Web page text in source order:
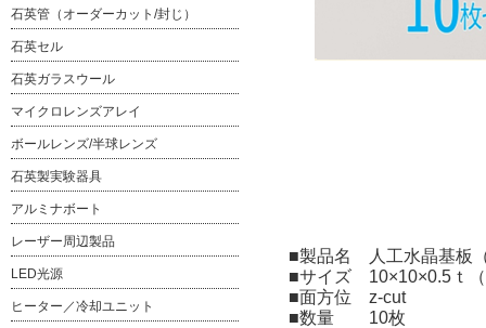
■製品名 人工水晶基板
■サイズ 10×10×0.5ｔ（
■面方位 z-cut
■数量 10枚
石英管（オーダーカット/封じ）
石英セル
石英ガラスウール
マイクロレンズアレイ
ボールレンズ/半球レンズ
石英製実験器具
アルミナボート
レーザー周辺製品
LED光源
ヒーター／冷却ユニット